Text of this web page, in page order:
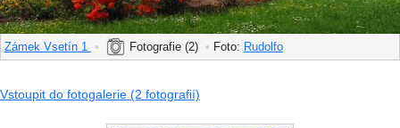
Zámek Vsetín 1 • Fotografie (2) • Foto: Rudolfo
Vstoupit do fotogalerie (2 fotografií)